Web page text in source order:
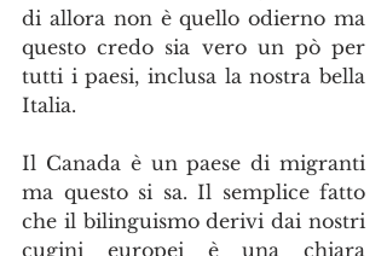
di allora non è quello odierno ma
questo credo sia vero un pò per
tutti i paesi, inclusa la nostra bella
Italia.
Il Canada è un paese di migranti
ma questo si sa. Il semplice fatto
che il bilinguismo derivi dai nostri
cugini europei è una chiara